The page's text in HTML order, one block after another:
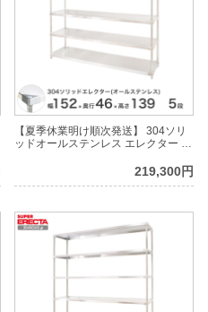
【夏季休業明け順次発送】 304ソリ
ッドオールステンレス エレクター シ
46.1cmx高さ138.4cm PSポール ダイ
カスト・アジャストボルト付 5段
219,300円